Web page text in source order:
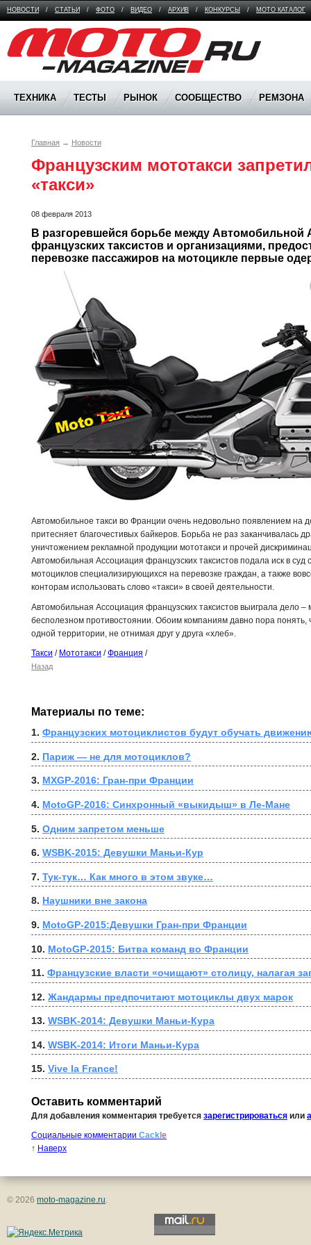
НОВОСТИ / СТАТЬИ / ФОТО / ВИДЕО / АРХИВ / КОНКУРСЫ / МОТО КАТАЛОГ
Moto Magazine
ТЕХНИКА ТЕСТЫ РЫНОК СООБЩЕСТВО РЕМЗОНА
Главная → Новости
Французским мототакси
«такси»
08 февраля 2013
В разгоревшейся борьбе между Автомобильной
французских таксистов и организациями,
перевозке пассажиров на мотоцикле первые
Автомобильное такси во Франции очень недовольно появлением на
притесняет благочестивых байкеров. Борьба не раз заканчивалась
уничтожением рекламной продукции мототакси и прочей
Автомобильная Ассоциация французских таксистов подала иск в суд
мотоциклов специализирующихся на перевозке граждан, а также
конторам использовать слово «такси» в своей деятельности.
Автомобильная Ассоциация французских таксистов выиграла дело –
бесполезном противостоянии. Обоим компаниям давно пора понять,
одной территории, не отнимая друг у друга «хлеб».
Такси / Мототакси /Франция /
Назад
Материалы по теме:
1. Французских мотоциклистов будут обучать
2. Париж — не для мотоциклов?
3. MXGP-2016: Гран-при Франции
4. MotoGP-2016: Синхронный «выкидыш» в Ле-Мане
5. Одним запретом меньше
6. WSBK-2015: Девушки Маньи-Кур
7. Тук-тук… Как много в этом звуке…
8. Наушники вне закона
9. MotoGP-2015:Девушки Гран-при Франции
10. MotoGP-2015: Битва команд во Франции
11. Французские власти «очищают» столицу, налагая
12. Жандармы предпочитают мотоциклы двух марок
13. WSBK-2014: Девушки Маньи-Кура
14. WSBK-2014: Итоги Маньи-Кура
15. Vive la France!
Оставить комментарий
Для добавления комментария требуется зарегистрироваться или
Социальные комментарии Cackl e
↑ Наверх
© 2026 moto-magazine.ru.